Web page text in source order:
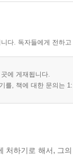
다. 독자들에게 전하
에 게재됩니다.
를, 책에 대한 문의는
처하기로 해서, 그